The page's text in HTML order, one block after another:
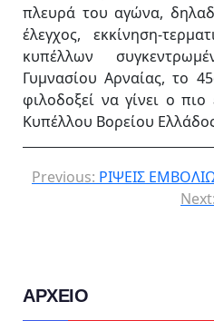
πλευρά του αγώνα,
έλεγχος, εκκίνηση-
κυπέλλων
Γυμνασίου Αρναίας, το
φιλοδοξεί να γίνει ο
Κυπέλλου Βορείου
Previous: ΡΙΨΕΙΣ
Next:
ΑΡΧΕΙΟ